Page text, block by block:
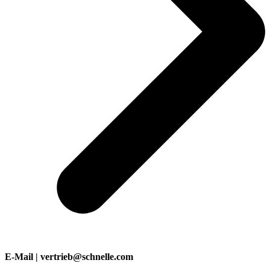
E-Mail | vertrieb@schnelle.com